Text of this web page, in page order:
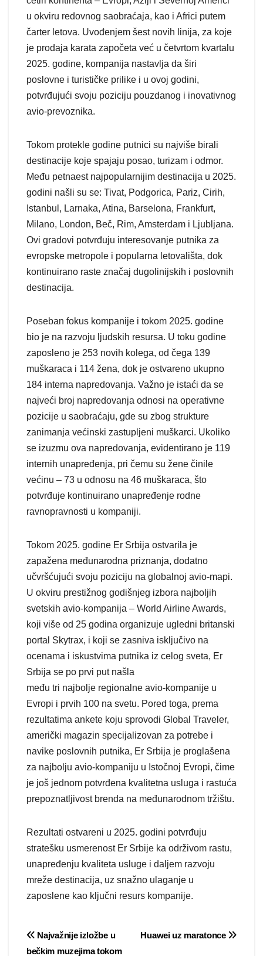
u okviru redovnog saobraćaja, kao i Africi putem
čarter letova. Uvođenjem šest novih linija, za koje
je prodaja karata započeta već u četvrtom kvartalu
2025. godine, kompanija nastavlja da širi
poslovne i turističke prilike i u ovoj godini,
potvrđujući svoju poziciju pouzdanog i inovativnog
avio-prevoznika.
Tokom protekle godine putnici su najviše birali
destinacije koje spajaju posao, turizam i odmor.
Među petnaest najpopularnijim destinacija u 2025.
godini našli su se: Tivat, Podgorica, Pariz, Cirih,
Istanbul, Larnaka, Atina, Barselona, Frankfurt,
Milano, London, Beč, Rim, Amsterdam i Ljubljana.
Ovi gradovi potvrđuju interesovanje putnika za
evropske metropole i popularna letovališta, dok
kontinuirano raste značaj dugolinijskih i poslovnih
destinacija.
Poseban fokus kompanije i tokom 2025. godine
bio je na razvoju ljudskih resursa. U toku godine
zaposleno je 253 novih kolega, od čega 139
muškaraca i 114 žena, dok je ostvareno ukupno
184 interna napredovanja. Važno je istaći da se
najveći broj napredovanja odnosi na operativne
pozicije u saobraćaju, gde su zbog strukture
zanimanja većinski zastupljeni muškarci. Ukoliko
se izuzmu ova napredovanja, evidentirano je 119
internih unapređenja, pri čemu su žene činile
većinu – 73 u odnosu na 46 muškaraca, što
potvrđuje kontinuirano unapređenje rodne
ravnopravnosti u kompaniji.
Tokom 2025. godine Er Srbija ostvarila je
zapažena međunarodna priznanja, dodatno
učvršćujući svoju poziciju na globalnoj avio-mapi.
U okviru prestižnog godišnjeg izbora najboljih
svetskih avio-kompanija – World Airline Awards,
koji više od 25 godina organizuje ugledni britanski
portal Skytrax, i koji se zasniva isključivo na
ocenama i iskustvima putnika iz celog sveta, Er
Srbija se po prvi put našla
među tri najbolje regionalne avio-kompanije u
Evropi i prvih 100 na svetu. Pored toga, prema
rezultatima ankete koju sprovodi Global Traveler,
američki magazin specijalizovan za potrebe i
navike poslovnih putnika, Er Srbija je proglašena
za najbolju avio-kompaniju u Istočnoj Evropi, čime
je još jednom potvrđena kvalitetna usluga i rastuća
prepoznatljivost brenda na međunarodnom tržištu.
Rezultati ostvareni u 2025. godini potvrđuju
stratešku usmerenost Er Srbije ka održivom rastu,
unapređenju kvaliteta usluge i daljem razvoju
mreže destinacija, uz snažno ulaganje u
zaposlene kao ključni resurs kompanije.
Post
Huawei uz maratonce
Najvažnije izložbe u
bečkim muzejima tokom